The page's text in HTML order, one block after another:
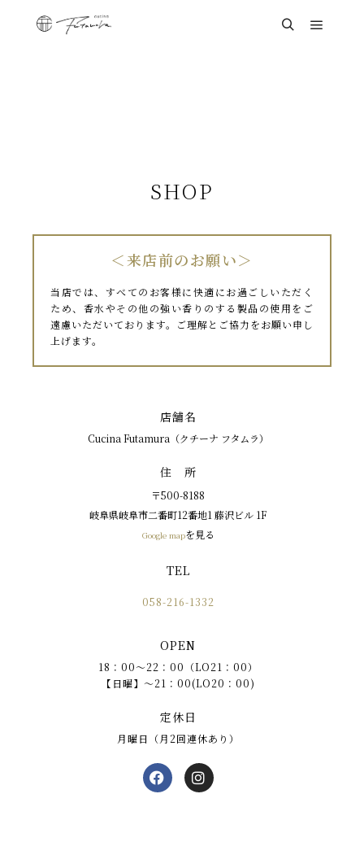
SHOP
＜来店前のお願い＞
当店では、すべてのお客様に快適にお過ごしいただく
ため、香水やその他の強い香りのする製品の使用をご
遠慮いただいております。ご理解とご協力をお願い申し
上げます。
店舗名
Cucina Futamura（クチーナ フタムラ）
住 所
〒500-8188
岐阜県岐阜市二番町12番地1 藤沢ビル 1F
Google mapを見る
TEL
058-216-1332
OPEN
18：00〜22：00（LO21：00）
【日曜】〜21：00(LO20：00)
定休日
月曜日（月2回連休あり）